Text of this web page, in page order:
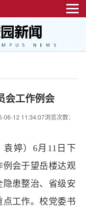
会工作例会
06-12 11:34:07浏览次数：
婷）6月11日下
会于望岳楼达观
患整治、省级安
工作。校党委书